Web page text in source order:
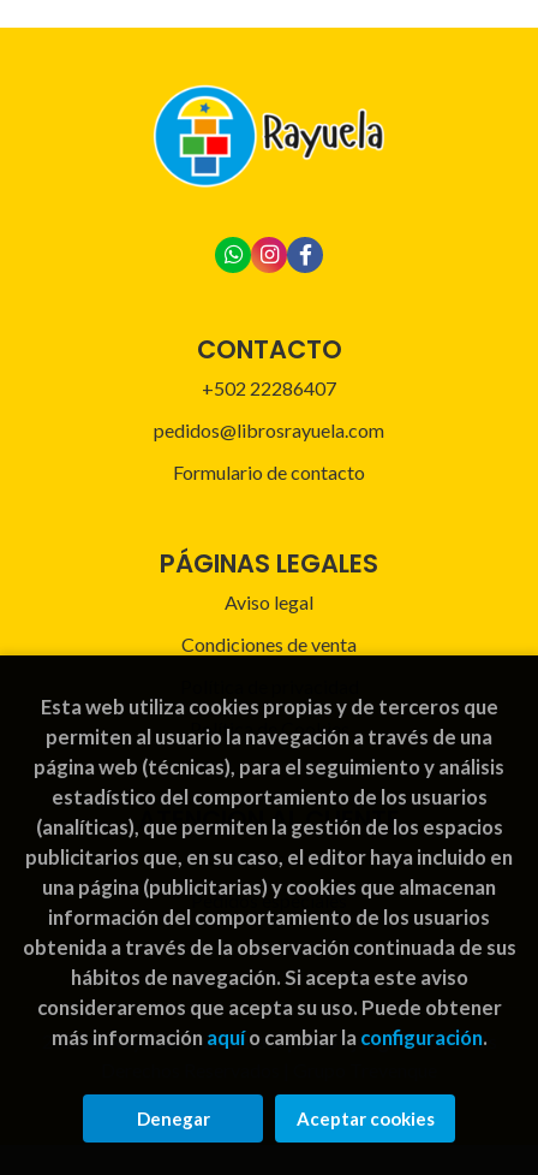
CONTACTO
+502 22286407
pedidos@librosrayuela.com
Formulario de contacto
PÁGINAS LEGALES
Aviso legal
Condiciones de venta
Política de Cookies
ATENCIÓN AL CLIENTE
Quiénes somos
Pedidos especiales
2026 ©Rayuela Guatemala | libros juegos. Todos los
Esta web utiliza cookies propias y de terceros que
permiten al usuario la navegación a través de una
página web (técnicas), para el seguimiento y análisis
estadístico del comportamiento de los usuarios
(analíticas), que permiten la gestión de los espacios
publicitarios que, en su caso, el editor haya incluido en
una página (publicitarias) y cookies que almacenan
información del comportamiento de los usuarios
obtenida a través de la observación continuada de sus
hábitos de navegación. Si acepta este aviso
consideraremos que acepta su uso. Puede obtener
más información aquío cambiar la configuración.
Denegar Aceptar cookies